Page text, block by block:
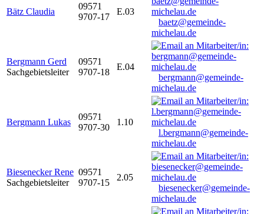
Bätz Claudia
09571
9707-17
E.03
baetz@gemeinde-
michelau.de
Bergmann Gerd
Sachgebietsleiter
09571
9707-18
E.04
bergmann@gemeinde-
michelau.de
Bergmann Lukas
09571
9707-30
1.10
l.bergmann@gemeinde-
michelau.de
Biesenecker Rene
Sachgebietsleiter
09571
9707-15
2.05
biesenecker@gemeinde-
michelau.de